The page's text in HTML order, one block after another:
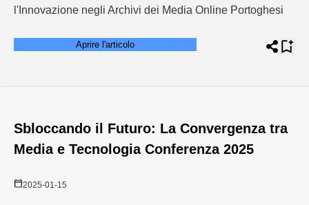
l'Innovazione negli Archivi dei Media Online Portoghesi
Aprire l'articolo
Sbloccando il Futuro: La Convergenza tra
Media e Tecnologia Conferenza 2025
2025-01-15